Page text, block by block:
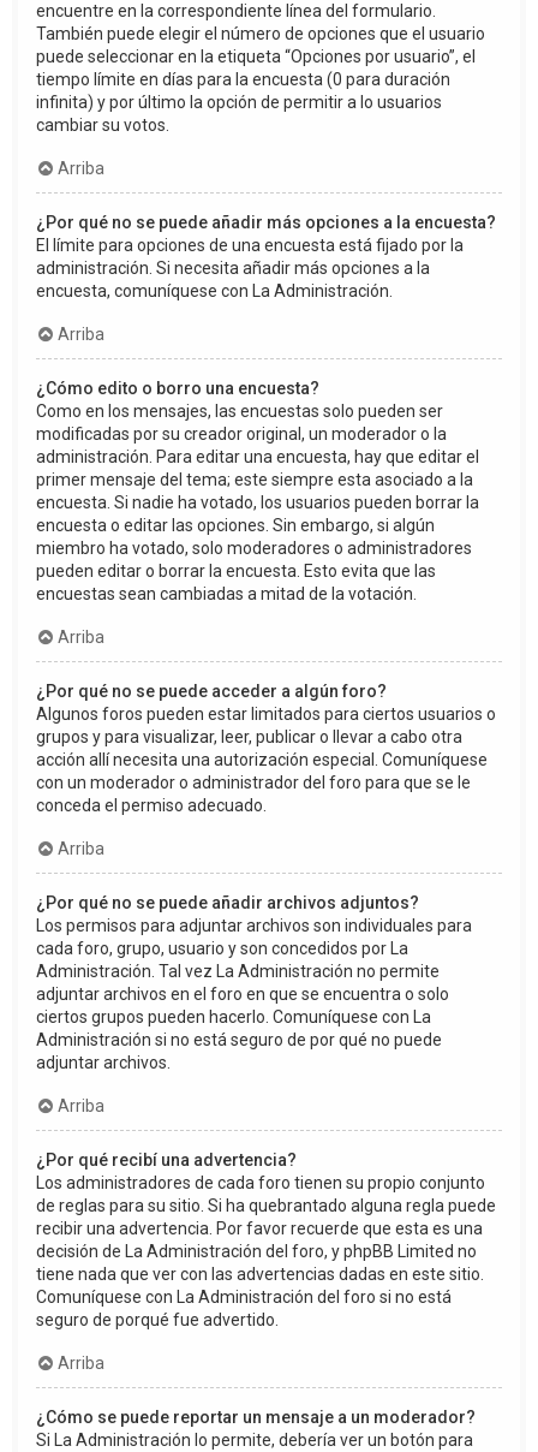
encuentre en la correspondiente línea del formulario.
También puede elegir el número de opciones que el usuario
puede seleccionar en la etiqueta “Opciones por usuario”, el
tiempo límite en días para la encuesta (0 para duración
infinita) y por último la opción de permitir a lo usuarios
cambiar su votos.
Arriba
¿Por qué no se puede añadir más opciones a la encuesta?
El límite para opciones de una encuesta está fijado por la
administración. Si necesita añadir más opciones a la
encuesta, comuníquese con La Administración.
Arriba
¿Cómo edito o borro una encuesta?
Como en los mensajes, las encuestas solo pueden ser
modificadas por su creador original, un moderador o la
administración. Para editar una encuesta, hay que editar el
primer mensaje del tema; este siempre esta asociado a la
encuesta. Si nadie ha votado, los usuarios pueden borrar la
encuesta o editar las opciones. Sin embargo, si algún
miembro ha votado, solo moderadores o administradores
pueden editar o borrar la encuesta. Esto evita que las
encuestas sean cambiadas a mitad de la votación.
Arriba
¿Por qué no se puede acceder a algún foro?
Algunos foros pueden estar limitados para ciertos usuarios o
grupos y para visualizar, leer, publicar o llevar a cabo otra
acción allí necesita una autorización especial. Comuníquese
con un moderador o administrador del foro para que se le
conceda el permiso adecuado.
Arriba
¿Por qué no se puede añadir archivos adjuntos?
Los permisos para adjuntar archivos son individuales para
cada foro, grupo, usuario y son concedidos por La
Administración. Tal vez La Administración no permite
adjuntar archivos en el foro en que se encuentra o solo
ciertos grupos pueden hacerlo. Comuníquese con La
Administración si no está seguro de por qué no puede
adjuntar archivos.
Arriba
¿Por qué recibí una advertencia?
Los administradores de cada foro tienen su propio conjunto
de reglas para su sitio. Si ha quebrantado alguna regla puede
recibir una advertencia. Por favor recuerde que esta es una
decisión de La Administración del foro, y phpBB Limited no
tiene nada que ver con las advertencias dadas en este sitio.
Comuníquese con La Administración del foro si no está
seguro de porqué fue advertido.
Arriba
¿Cómo se puede reportar un mensaje a un moderador?
Si La Administración lo permite, debería ver un botón para